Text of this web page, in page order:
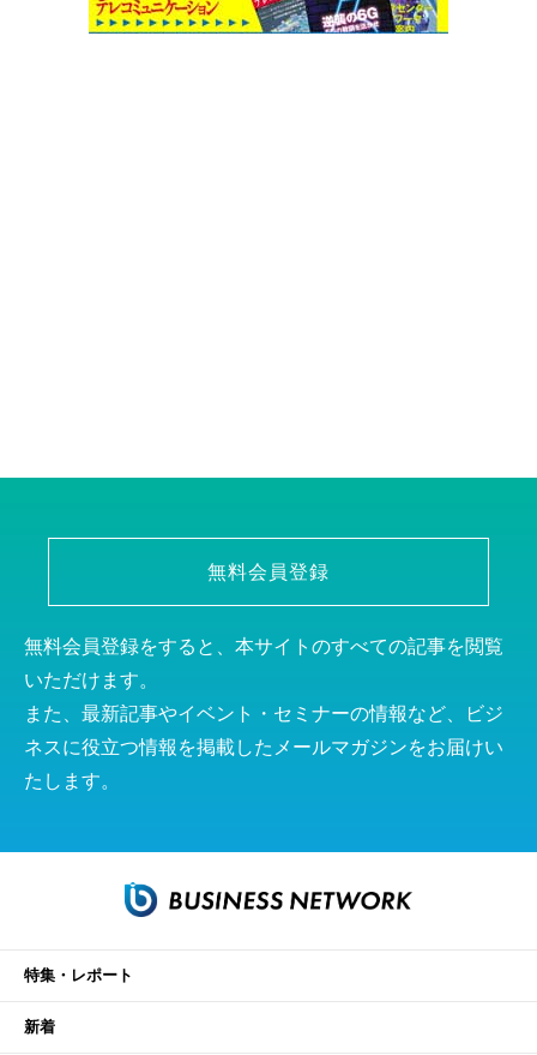
無料会員登録
無料会員登録をすると、本サイトのすべての記事を閲覧
いただけます。
また、最新記事やイベント・セミナーの情報など、ビジ
ネスに役立つ情報を掲載したメールマガジンをお届けい
たします。
特集・レポート
新着